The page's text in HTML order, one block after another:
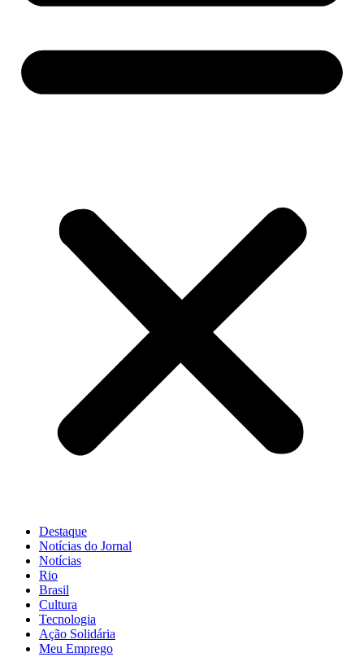
Destaque
Notícias do Jornal
Notícias
Rio
Brasil
Cultura
Tecnologia
Ação Solidária
Meu Emprego